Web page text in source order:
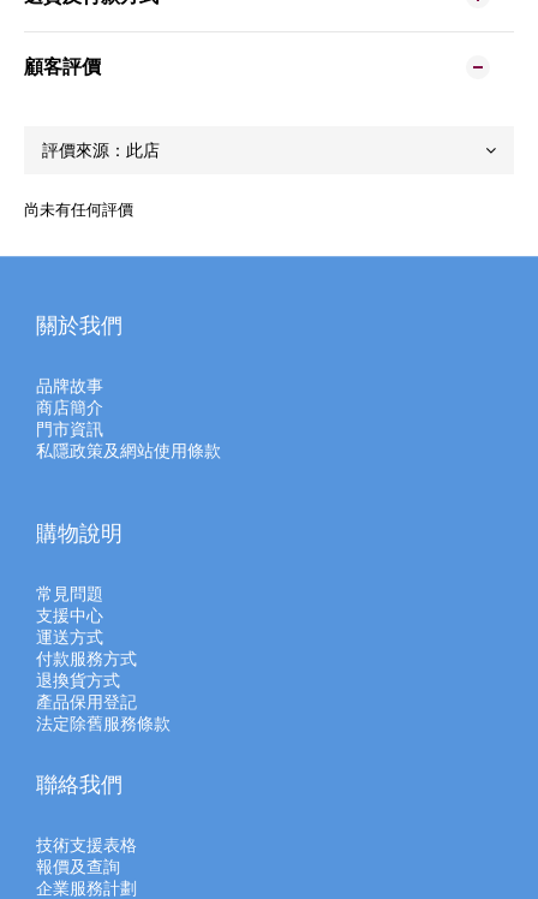
顧客評價
尚未有任何評價
關於我們
品牌故事
商店簡介
門市資訊
私隱政策及網站使用條款
購物說明
常見問題
支援中心
運送方式
付款服務方式
退換貨方式
產品保用登記
法定除舊服務條款
聯絡我們
技術支援表格
報價及查詢
企業服務計劃